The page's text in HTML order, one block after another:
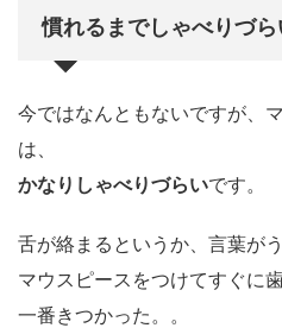
慣れるまでしゃべりづら
今ではなんともないですが、
は、
かなりしゃべりづらいです。
舌が絡まるというか、言葉が
マウスピースをつけてすぐに
一番きつかった。。